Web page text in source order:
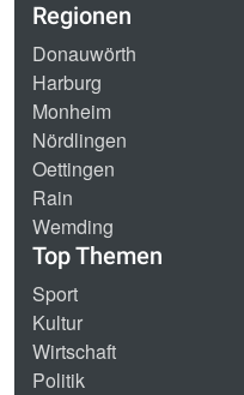
Regionen
Donauwörth
Harburg
Monheim
Nördlingen
Oettingen
Rain
Wemding
Top Themen
Sport
Kultur
Wirtschaft
Politik